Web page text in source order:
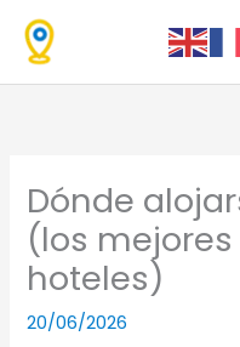
contenido
Dónde
(los
hoteles)
20/06/2026